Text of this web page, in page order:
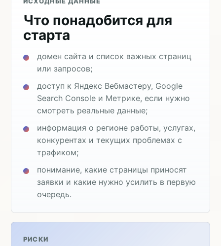
Что понадобится для
старта
домен сайта и список важных страниц
или запросов;
доступ к Яндекс Вебмастеру, Google
Search Console и Метрике, если нужно
смотреть реальные данные;
информация о регионе работы, услугах,
конкурентах и текущих проблемах с
трафиком;
понимание, какие страницы приносят
заявки и какие нужно усилить в первую
очередь.
РИСКИ